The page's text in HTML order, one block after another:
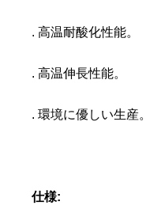
. 高温耐酸化性能。
. 高温伸長性能。
. 環境に優しい生産。
仕様: